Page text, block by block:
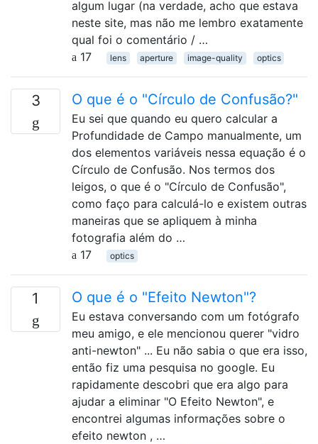
algum lugar (na verdade, acho que estava
neste site, mas não me lembro exatamente
qual foi o comentário / …
17
lens aperture image-quality optics
3 O que é o "Círculo de Confusão?"
Eu sei que quando eu quero calcular a
Profundidade de Campo manualmente, um
dos elementos variáveis ​​nessa equação é o
Círculo de Confusão. Nos termos dos
leigos, o que é o "Círculo de Confusão",
como faço para calculá-lo e existem outras
maneiras que se apliquem à minha
fotografia além do …
17
optics
1 O que é o "Efeito Newton"?
Eu estava conversando com um fotógrafo
meu amigo, e ele mencionou querer "vidro
anti-newton" ... Eu não sabia o que era isso,
então fiz uma pesquisa no google. Eu
rapidamente descobri que era algo para
ajudar a eliminar "O Efeito Newton", e
encontrei algumas informações sobre o
efeito newton , …